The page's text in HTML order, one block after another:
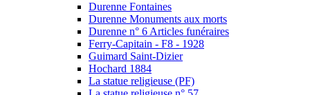
Durenne Fontaines
Durenne Monuments aux morts
Durenne n° 6 Articles funéraires
Ferry-Capitain - F8 - 1928
Guimard Saint-Dizier
Hochard 1884
La statue religieuse (PF)